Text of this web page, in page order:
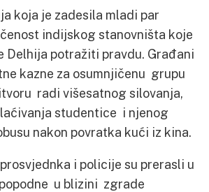
koja je zadesila mladi par
indijskog stanovništa koje
Delhija potražiti pravdu. Građani
kazne za osumnjičenu grupu
radi višesatnog silovanja,
studentice i njenog
nakon povratka kući iz kina.
i policije su prerasli u
u blizini zgrade